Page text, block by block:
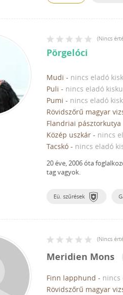
(Nincs
Pörgelóci
Mudi - nincs eladó
Puli - nincs eladó
Pumi - nincs eladó
Rövidszőrű magyar
Flandriai pásztorkutya
Közép uszkár - nincs
Tacskó - nincs eladó
20 éve, 2006 óta
tag vagyok.
Eü. szűrések
(Nincs
Meridien Mons
Finn lapphund - nincs
Rövidszőrű magyar